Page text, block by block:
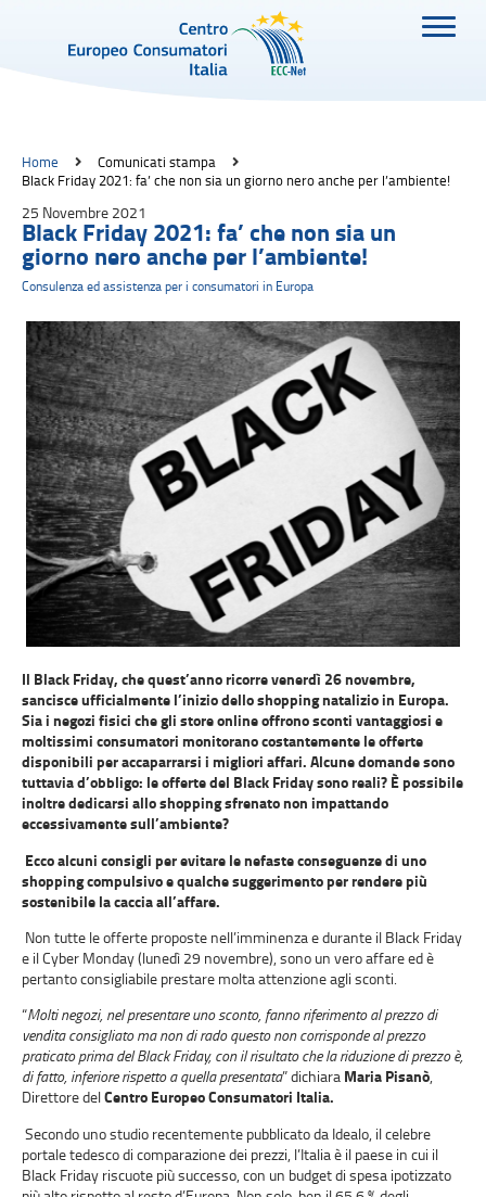
Home
Comunicati stampa
Black Friday 2021: fa’ che non sia un giorno nero anche per l’ambiente!
25 Novembre 2021
Black Friday 2021: fa’ che non sia un
giorno nero anche per l’ambiente!
Consulenza ed assistenza per i consumatori in Europa
Il Black Friday, che quest’anno ricorre venerdì 26 novembre,
sancisce ufficialmente l’inizio dello shopping natalizio in Europa.
Sia i negozi fisici che gli store online offrono sconti vantaggiosi e
moltissimi consumatori monitorano costantemente le offerte
disponibili per accaparrarsi i migliori affari. Alcune domande sono
tuttavia d’obbligo: le offerte del Black Friday sono reali? È possibile
inoltre dedicarsi allo shopping sfrenato non impattando
eccessivamente sull’ambiente?
Ecco alcuni consigli per evitare le nefaste conseguenze di uno
shopping compulsivo e qualche suggerimento per rendere più
sostenibile la caccia all’affare.
Non tutte le offerte proposte nell’imminenza e durante il Black Friday
e il Cyber Monday (lunedì 29 novembre), sono un vero affare ed è
pertanto consigliabile prestare molta attenzione agli sconti.
“Molti negozi, nel presentare uno sconto, fanno riferimento al prezzo di
vendita consigliato ma non di rado questo non corrisponde al prezzo
praticato prima del Black Friday, con il risultato che la riduzione di prezzo è,
di fatto, inferiore rispetto a quella presentata” dichiara Maria Pisanò,
Direttore delCentro Europeo Consumatori Italia.
Secondo uno studio recentemente pubblicato da Idealo, il celebre
portale tedesco di comparazione dei prezzi, l’Italia è il paese in cui il
Black Friday riscuote più successo, con un budget di spesa ipotizzato